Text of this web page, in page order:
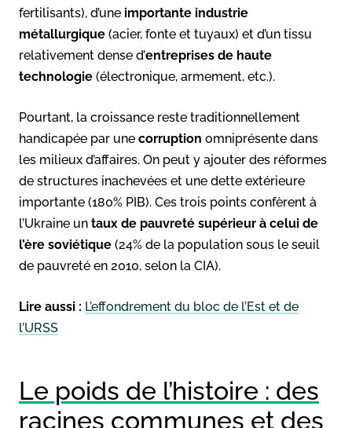
fertilisants), d’une importante industrie
métallurgique (acier, fonte et tuyaux) et d’un tissu
relativement dense d’entreprises de haute
technologie (électronique, armement, etc.).
Pourtant, la croissance reste traditionnellement
handicapée par une corruption omniprésente dans
les milieux d’affaires. On peut y ajouter des réformes
de structures inachevées et une dette extérieure
importante (180% PIB). Ces trois points confèrent à
l’Ukraine un taux de pauvreté supérieur à celui de
l’ère soviétique (24% de la population sous le seuil
de pauvreté en 2010, selon la CIA).
Lire aussi : L’effondrement du bloc de l’Est et de
l’URSS
Le poids de l’histoire : des
racines communes et des